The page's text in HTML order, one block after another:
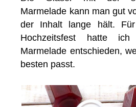
Marmelade kann man gut
der Inhalt lange hält.
Hochzeitsfest hatte
Marmelade entschieden,
besten passt.